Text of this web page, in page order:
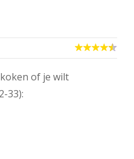
of je wilt
33):